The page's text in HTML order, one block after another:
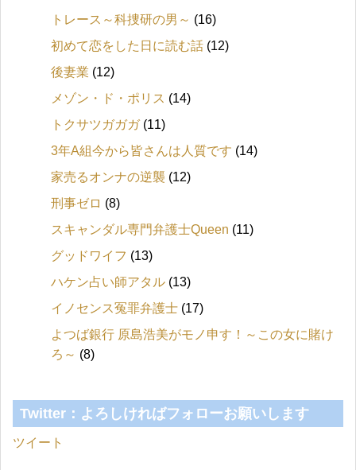
トレース～科捜研の男～ (16)
初めて恋をした日に読む話 (12)
後妻業 (12)
メゾン・ド・ポリス (14)
トクサツガガガ(11)
3年A組今から皆さんは人質です (14)
家売るオンナの逆襲 (12)
刑事ゼロ (8)
スキャンダル専門弁護士Queen (11)
グッドワイフ (13)
ハケン占い師アタル (13)
イノセンス冤罪弁護士 (17)
よつば銀行 原島浩美がモノ申す！～この女に賭け
ろ～ (8)
Twitter：よろしければフォローお願いします
ツイート